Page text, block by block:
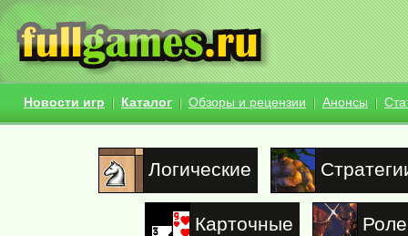
Новости игр Каталог Обзоры и рецензии Анонсы
Логические
Карточные